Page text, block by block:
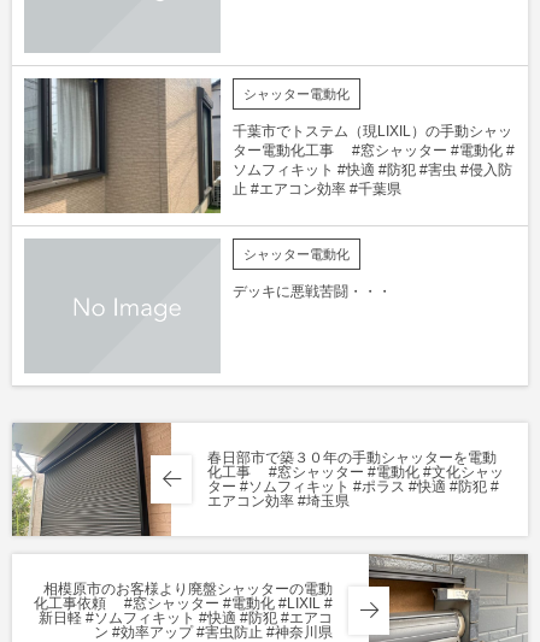
シャッター電動化
千葉市でトステム（現LIXIL）の手動シャッ
ター電動化工事 #窓シャッター #電動化 #
ソムフィキット #快適 #防犯 #害虫 #侵入防
止 #エアコン効率 #千葉県
シャッター電動化
デッキに悪戦苦闘・・・
春日部市で築３０年の手動シャッターを電動
化工事 #窓シャッター #電動化 #文化シャッ
ター #ソムフィキット #ポラス #快適 #防犯 #
エアコン効率 #埼玉県
相模原市のお客様より廃盤シャッターの電動
化工事依頼 #窓シャッター #電動化 #LIXIL #
新日軽 #ソムフィキット #快適 #防犯 #エアコ
ン #効率アップ #害虫防止 #神奈川県